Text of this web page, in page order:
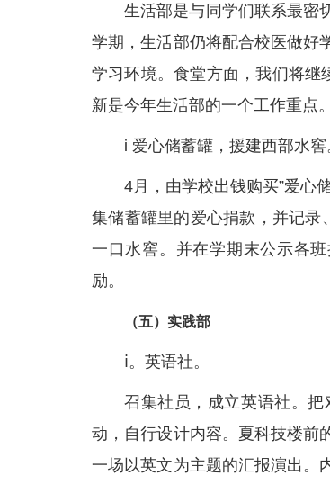
生活部是与同学们联系最密
学期，生活部仍将配合校医做好
学习环境。食堂方面，我们将继
新是今年生活部的一个工作重点。
i 爱心储蓄罐，援建西部水窖
4月，由学校出钱购买”爱心
集储蓄罐里的爱心捐款，并记录
一口水窖。并在学期末公示各
励。
（五）实践部
ⅰ。英语社。
召集社员，成立英语社。
动，自行设计内容。夏科技楼前
一场以英文为主题的汇报演出。